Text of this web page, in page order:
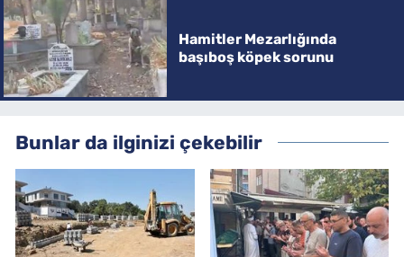
Hamitler Mezarlığında
başıboş köpek sorunu
Bunlar da ilginizi çekebilir